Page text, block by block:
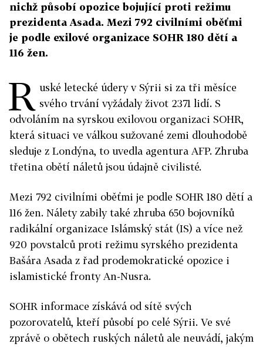
nichž působí opozice bojující proti režimu
prezidenta Asada. Mezi 792 civilními oběťmi
je podle exilové organizace SOHR 180 dětí a
116 žen.
R uské letecké údery v Sýrii si za tři měsíce
svého trvání vyžádaly život 2371 lidí. S
odvoláním na syrskou exilovou organizaci SOHR,
která situaci ve válkou sužované zemi dlouhodobě
sleduje z Londýna, to uvedla agentura AFP. Zhruba
třetina obětí náletů jsou údajně civilisté.
Mezi 792 civilními oběťmi je podle SOHR 180 dětí a
116 žen. Nálety zabily také zhruba 650 bojovníků
radikální organizace Islámský stát (IS) a více než
920 povstalců proti režimu syrského prezidenta
Bašára Asada z řad prodemokratické opozice i
islamistické fronty An-Nusra.
SOHR informace získává od sítě svých
pozorovatelů, kteří působí po celé Sýrii. Ve své
zprávě o obětech ruských náletů ale neuvádí, jakým